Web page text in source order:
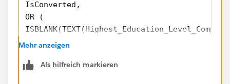
IsConverted,
OR (
ISBLANK(TEXT( Academic__c )),
ISBLANK(Multi_SelectPicklist__c)
Mehr anzeigen
Als hilfreich markieren